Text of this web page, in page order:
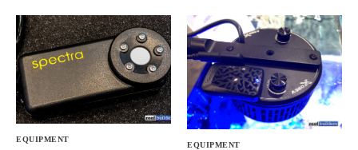
EQUIPMENT
EQUIPMENT